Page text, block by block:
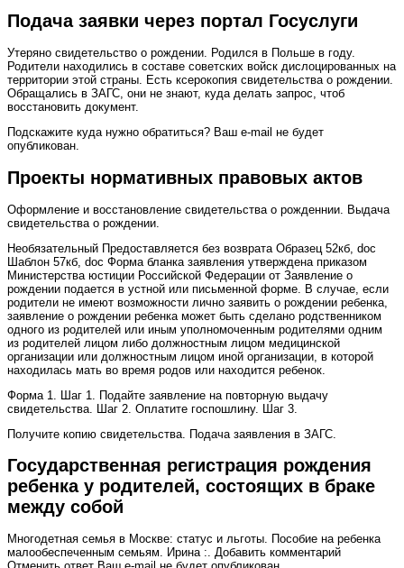
Подача заявки через портал Госуслуги
Утеряно свидетельство о рождении. Родился в Польше в году.
Родители находились в составе советских войск дислоцированных на
территории этой страны. Есть ксерокопия свидетельства о рождении.
Обращались в ЗАГС, они не знают, куда делать запрос, чтоб
восстановить документ.
Подскажите куда нужно обратиться? Ваш e-mail не будет
опубликован.
Проекты нормативных правовых актов
Оформление и восстановление свидетельства о рожденнии. Выдача
свидетельства о рождении.
Необязательный Предоставляется без возврата Образец 52кб, doc
Шаблон 57кб, doc Форма бланка заявления утверждена приказом
Министерства юстиции Российской Федерации от Заявление о
рождении подается в устной или письменной форме. В случае, если
родители не имеют возможности лично заявить о рождении ребенка,
заявление о рождении ребенка может быть сделано родственником
одного из родителей или иным уполномоченным родителями одним
из родителей лицом либо должностным лицом медицинской
организации или должностным лицом иной организации, в которой
находилась мать во время родов или находится ребенок.
Форма 1. Шаг 1. Подайте заявление на повторную выдачу
свидетельства. Шаг 2. Оплатите госпошлину. Шаг 3.
Получите копию свидетельства. Подача заявления в ЗАГС.
Государственная регистрация рождения
ребенка у родителей, состоящих в браке
между собой
Многодетная семья в Москве: статус и льготы. Пособие на ребенка
малообеспеченным семьям. Ирина :. Добавить комментарий